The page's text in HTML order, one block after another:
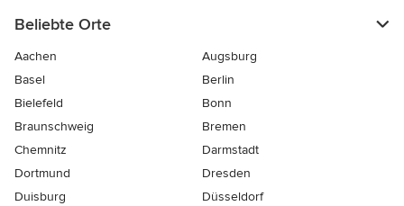
Beliebte Orte
Aachen
Augsburg
Basel
Berlin
Bielefeld
Bonn
Braunschweig
Bremen
Chemnitz
Darmstadt
Dortmund
Dresden
Duisburg
Düsseldorf